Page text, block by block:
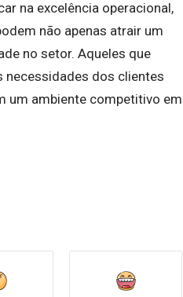
na excelência operacional,
não apenas atrair um
no setor. Aqueles que
necessidades dos clientes
um ambiente competitivo em